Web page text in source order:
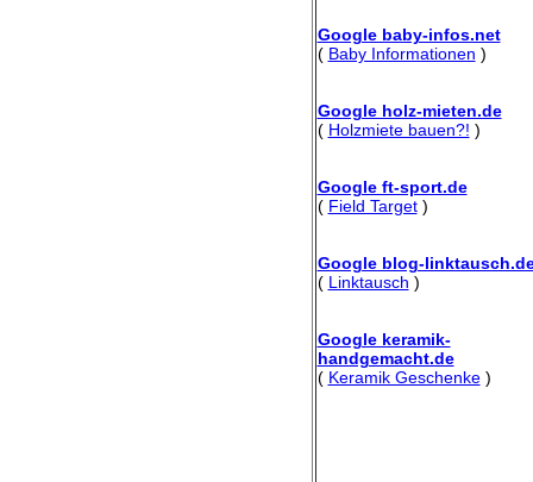
Google baby-infos.net
( Baby Informationen )
Google holz-mieten.de
( Holzmiete bauen?! )
Google ft-sport.de
( Field Target)
Google blog-
( Linktausch )
Google keramik-
handgemacht.de
( Keramik Geschenke)